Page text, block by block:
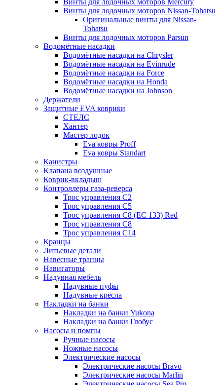
Винты для лодочных моторов Mercury
Винты для лодочных моторов Nissan-Tohatsu
Оригинальные винты для Nissan-
Tohatsu
Винты для лодочных моторов Parsun
Водомётные насадки
Водомётные насадки на Chrysler
Водомётные насадки на Evinrude
Водомётные насадки на Force
Водомётные насадки на Honda
Водомётные насадки на Johnson
Держатели
Защитные EVA коврики
СТЕЛС
Хантер
Мастер лодок
Eva ковры Proff
Eva ковры Standart
Канистры
Клапана воздушные
Коврик-вкладыш
Контроллеры газа-реверса
Трос управления C2
Трос управления C5
Трос управления C8 (ЕС 133) Red
Трос управления C8
Трос управления C14
Кранцы
Литьевые детали
Навесные транцы
Навигаторы
Надувная мебель
Надувные пуфы
Надувные кресла
Накладки на банки
Накладки на банки Yukona
Накладки на банки Глобус
Насосы и помпы
Ручные насосы
Ножные насосы
Электрические насосы
Электрические насосы Bravo
Электрические насосы Marlin